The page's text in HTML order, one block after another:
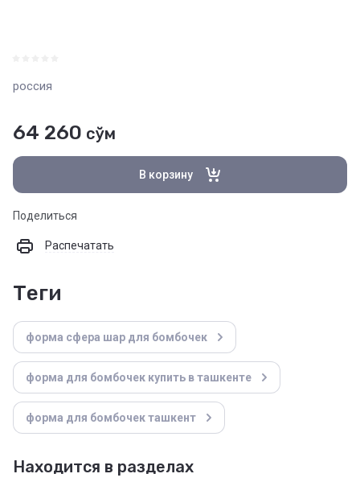
россия
64 260 сўм
В корзину
Поделиться
Распечатать
теги
форма сфера шар для бомбочек
форма для бомбочек купить в ташкенте
форма для бомбочек ташкент
Находится в разделах